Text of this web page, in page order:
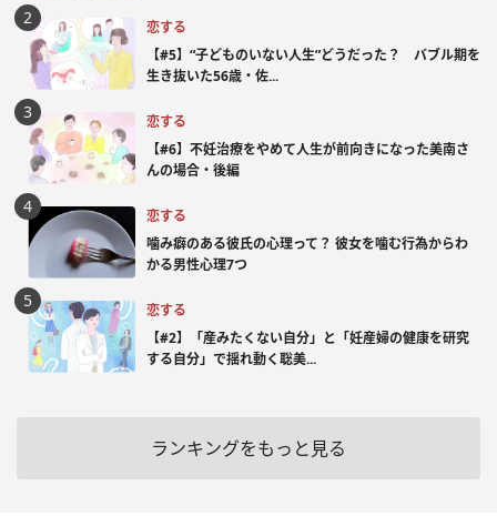
恋する
【#5】“子どものいない人生”どうだった？ バブル期を
生き抜いた56歳・佐...
恋する
【#6】不妊治療をやめて人生が前向きになった美南さ
んの場合・後編
恋する
噛み癖のある彼氏の心理って？ 彼女を噛む行為からわ
かる男性心理7つ
恋する
【#2】「産みたくない自分」と「妊産婦の健康を研究
する自分」で揺れ動く聡美...
ランキングをもっと見る